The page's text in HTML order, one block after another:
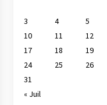
3
4 5
10
11 12
17
18 19
24
25 26
31
« Juil